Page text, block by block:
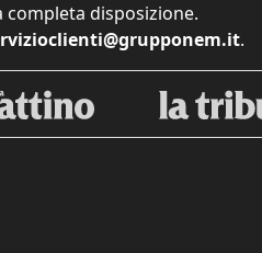
completa disposizione.
.